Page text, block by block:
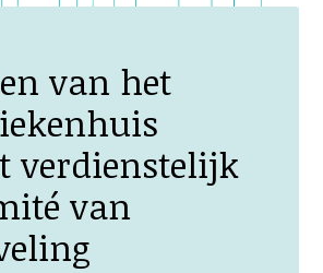
van het
verdienstelijk
van